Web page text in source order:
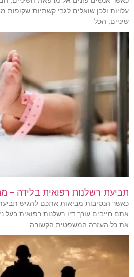
עלויות ולכן שואלים לגבי קשתיות
שיניים, הכל
תביעת רשלנות רפואית בלידה –
כאשר הנסיבות מביאות אתכם להגיש
אתם חייבים עורך דיו רשלנות רפואית בעל
את כל העזרה המשפטית הקשורה